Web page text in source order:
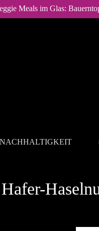
Meals im Glas:
NACHHALTIGKEIT
Hafer-